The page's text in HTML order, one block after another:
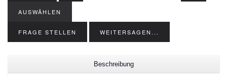
AUSWÄHLEN
FRAGE STELLEN WEITERSAGEN...
Beschreibung